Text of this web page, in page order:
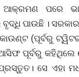
ଆକ୍ରମଣ ପରେ
ପାଉଛି ।
(ପୂର୍ବରୁ
ପୂର୍ବରୁ କହିଥିଲେ
ସେ ଏହା